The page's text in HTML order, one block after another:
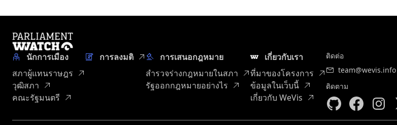
นักการเมือง
สภาผู้แทนราษฎร
วุฒิสภา
คณะรัฐมนตรี
การลงมติ
การเสนอกฎหมาย
สำรวจร่างกฎหมายในสภา
รัฐออกกฎหมายอย่างไร
เกี่ยวกับเรา
ที่มาของโครงการ
ข้อมูลในเว็บนี้
เกี่ยวกับ WeVis
ติดต่อ
team@wevis.info
ติดตาม